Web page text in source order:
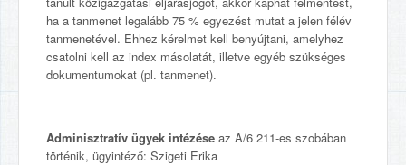
ha a tanmenet legalább 75 % egyezést mutat a jelen félév
tanmenetével. Ehhez kérelmet kell benyújtani, amelyhez
csatolni kell az index másolatát, illetve egyéb szükséges
dokumentumokat (pl. tanmenet).
Adminisztratív ügyek intézése az A/6 211-es szobában
történik, ügyintéző: Szigeti Erika